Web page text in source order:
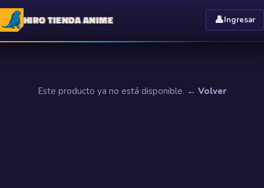
HIRO TIENDA ANIME 👤Ingresar
Este producto ya no está disponible. ← Volver